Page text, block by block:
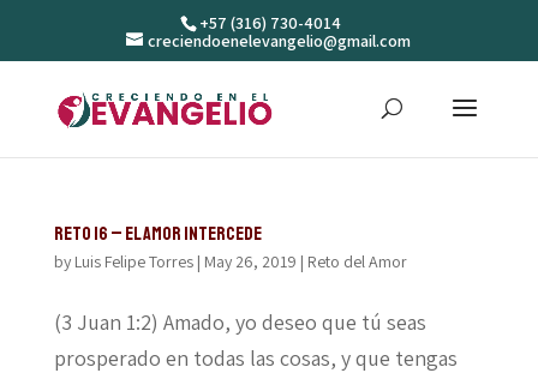
+57 (316) 730-4014
creciendoenelevangelio@gmail.com
Reto 16 – El amor intercede
by Luis Felipe Torres| May 26, 2019 | Reto del Amor
(3 Juan 1:2) Amado, yo deseo que tú seas
prosperado en todas las cosas, y que tengas